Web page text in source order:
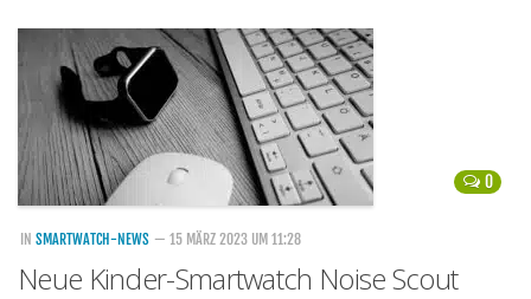
0
IN SMARTWATCH-NEWS — 15 MÄRZ 2023 UM 11:28
Neue Kinder-Smartwatch Noise Scout